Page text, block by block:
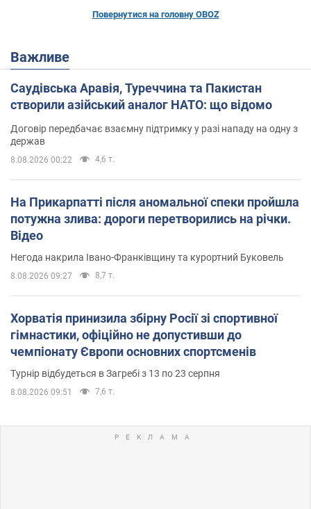
Повернутися на головну OBOZ
Важливе
Саудівська Аравія, Туреччина та Пакистан
створили азійський аналог НАТО: що відомо
Договір передбачає взаємну підтримку у разі нападу на одну з
держав
8.08.2026 00:22 4,6 т.
На Прикарпатті після аномальної спеки пройшла
потужна злива: дороги перетворились на річки.
Відео
Негода накрила Івано-Франківщину та курортний Буковель
8.08.2026 09:27 8,7 т.
Хорватія принизила збірну Росії зі спортивної
гімнастики, офіційно не допустивши до
чемпіонату Європи основних спортсменів
Турнір відбудеться в Загребі з 13 по 23 серпня
8.08.2026 09:51 7,6 т.